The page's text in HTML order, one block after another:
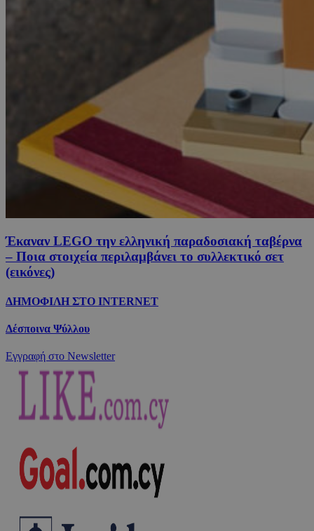
Έκαναν LEGO την ελληνική παραδοσιακή ταβέρνα
– Ποια στοιχεία περιλαμβάνει το συλλεκτικό σετ
(εικόνες)
ΔΗΜΟΦΙΛΗ ΣΤΟ INTERNET
Δέσποινα Ψύλλου
Εγγραφή στο Newsletter